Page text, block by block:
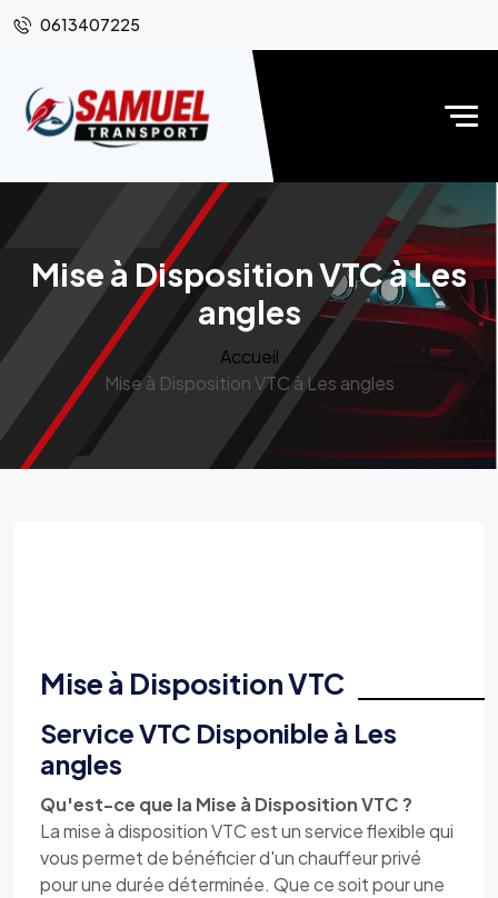
0613407225
Mise à Disposition VTC à Les
angles
Accueil
Mise à Disposition VTC à Les angles
Mise à Disposition VTC
Service VTC Disponible à Les
angles
Qu'est-ce que la Mise à Disposition VTC ?
La mise à disposition VTC est un service flexible qui
vous permet de bénéficier d'un chauffeur privé
pour une durée déterminée. Que ce soit pour une